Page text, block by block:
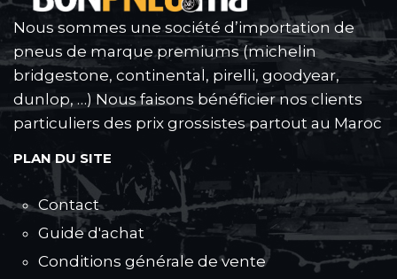
Nous sommes une société d’importation de
pneus de marque premiums (michelin
bridgestone, continental, pirelli, goodyear,
dunlop, …) Nous faisons bénéficier nos clients
particuliers des prix grossistes partout au Maroc
PLAN DU SITE
Contact
Guide d'achat
Conditions générale de vente